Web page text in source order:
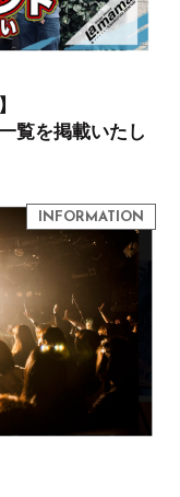
覧を掲載いたし